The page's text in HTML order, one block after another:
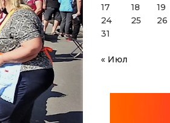
17
18 19
24
25 26
31
« Июл